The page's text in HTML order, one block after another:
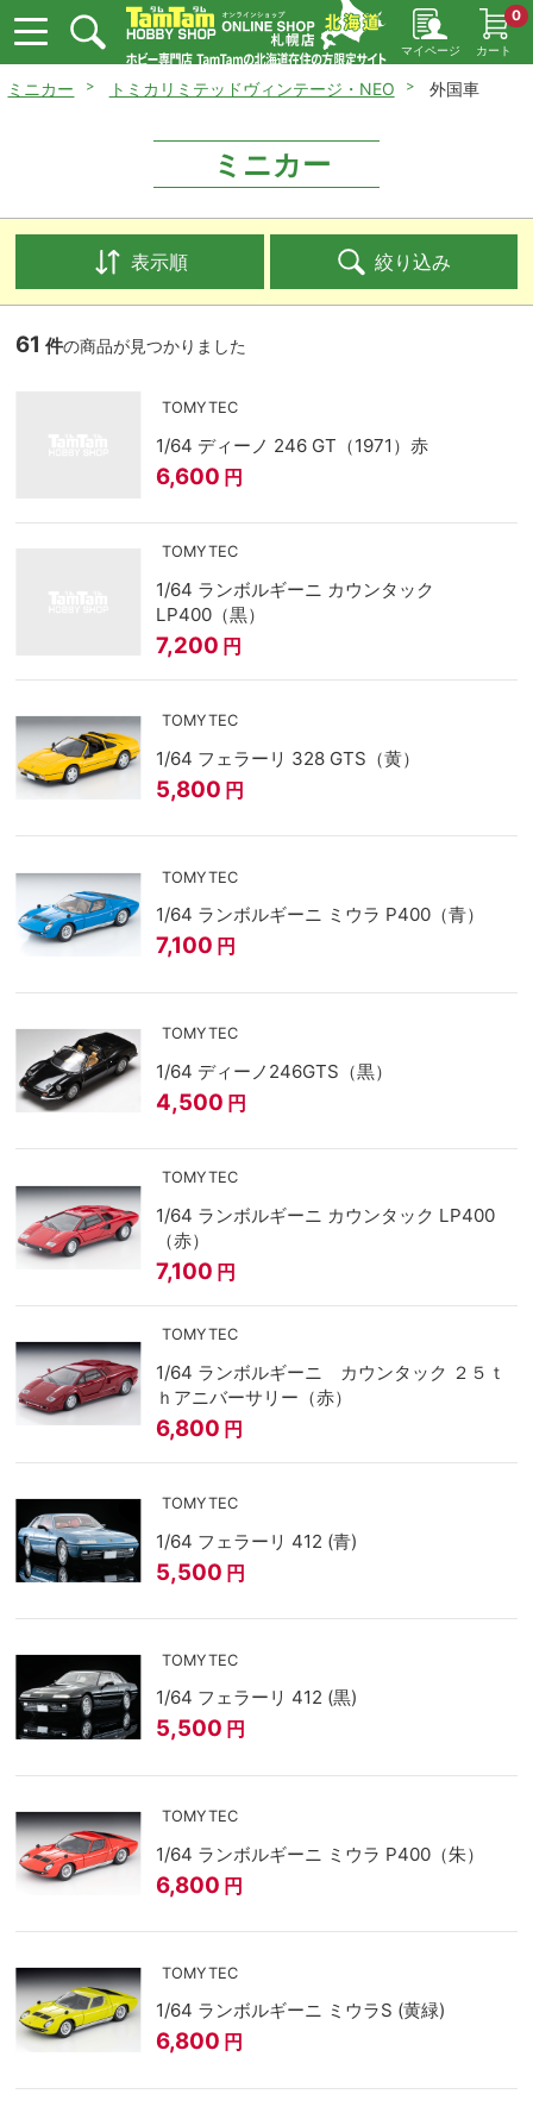
マイページ カート
0
ミニカー トミカリミテッドヴィンテージ・NEO 外国車
ミニカー
表示順 絞り込み
61 件の商品が見つかりました
TOMYTEC
1/64 ディーノ 246 GT（1971）赤
6,600 円
TOMYTEC
1/64 ランボルギーニ カウンタック
LP400（黒）
7,200 円
TOMYTEC
1/64 フェラーリ 328 GTS（黄）
5,800 円
TOMYTEC
1/64 ランボルギーニ ミウラ P400（青）
7,100 円
TOMYTEC
1/64 ディーノ246GTS（黒）
4,500 円
TOMYTEC
1/64 ランボルギーニ カウンタック LP400
（赤）
7,100 円
TOMYTEC
1/64 ランボルギーニ カウンタック ２５ｔ
ｈアニバーサリー（赤）
6,800 円
TOMYTEC
1/64 フェラーリ 412 (青)
5,500 円
TOMYTEC
1/64 フェラーリ 412 (黒)
5,500 円
TOMYTEC
1/64 ランボルギーニ ミウラ P400（朱）
6,800 円
TOMYTEC
1/64 ランボルギーニ ミウラS (黄緑)
6,800 円